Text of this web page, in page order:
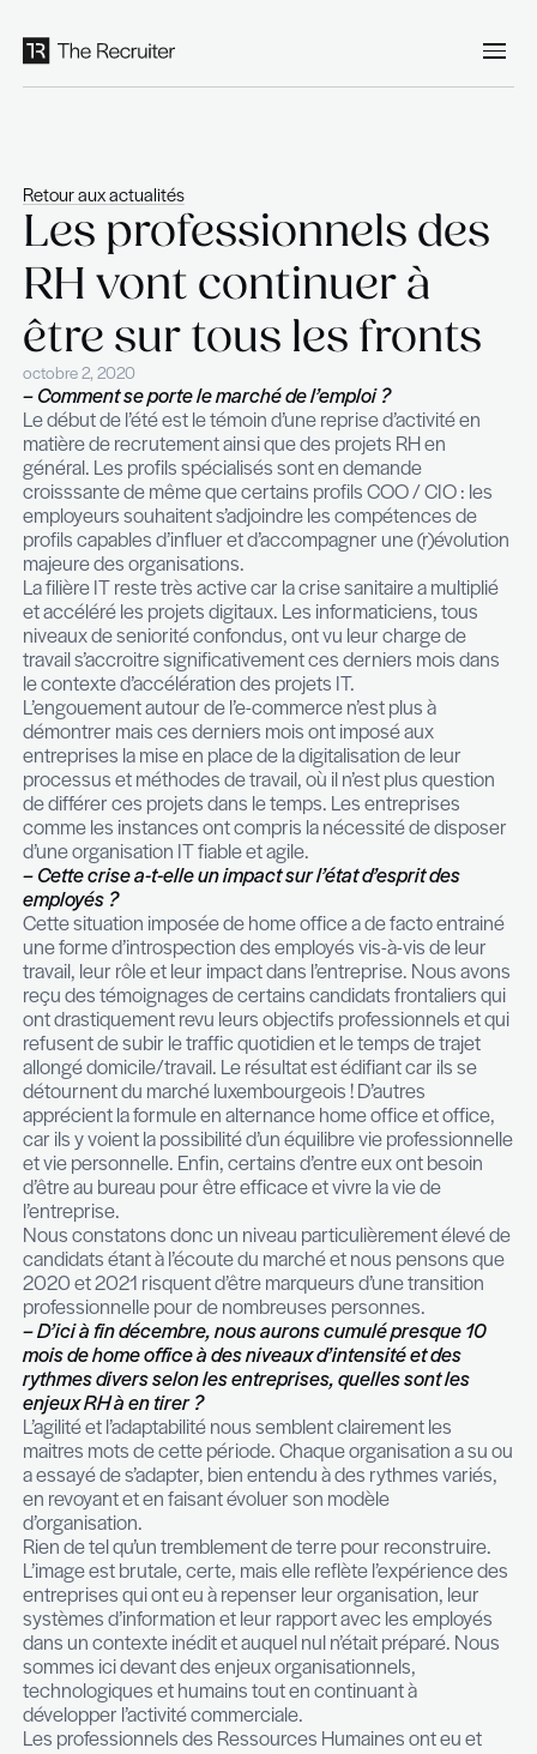
Retour aux actualités
Les professionnels
RH vont continuer à
être sur tous les
octobre 2, 2020
– Comment se porte le marché de l’emploi ?
Le début de l’été est le témoin d’une reprise
matière de recrutement ainsi que des projets RH
général. Les profils spécialisés sont en demande
croisssante de même que certains profils COO /
employeurs souhaitent s’adjoindre les
profils capables d’influer et d’accompagner une
majeure des organisations.
La filière IT reste très active car la crise sanitaire
et accéléré les projets digitaux. Les
niveaux de seniorité confondus, ont vu leur
travail s’accroitre significativement ces derniers
le contexte d’accélération des projets IT.
L’engouement autour de l’e-commerce n’est plus
démontrer mais ces derniers mois ont imposé
entreprises la mise en place de la digitalisation
processus et méthodes de travail, où il n’est plus
de différer ces projets dans le temps. Les
comme les instances ont compris la nécessité
d’une organisation IT fiable et agile.
– Cette crise a-t-elle un impact sur l’état
employés ?
Cette situation imposée de home office a de
une forme d’introspection des employés vis-à-
travail, leur rôle et leur impact dans l’entreprise.
reçu des témoignages de certains candidats
ont drastiquement revu leurs objectifs
refusent de subir le traffic quotidien et le temps
allongé domicile/travail. Le résultat est édifiant
détournent du marché luxembourgeois ! D’autres
apprécient la formule en alternance home office
car ils y voient la possibilité d’un équilibre vie
et vie personnelle. Enfin, certains d’entre eux
d’être au bureau pour être efficace et vivre la vie
l’entreprise.
Nous constatons donc un niveau
candidats étant à l’écoute du marché et nous
2020 et 2021 risquent d’être marqueurs d’une
professionnelle pour de nombreuses personnes.
– D’ici à fin décembre, nous aurons cumulé
mois de home office à des niveaux d’intensité
rythmes divers selon les entreprises, quelles